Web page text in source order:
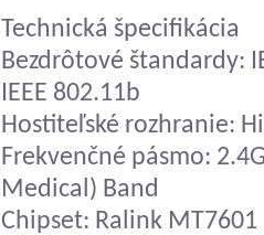
Technická špecifikácia
Bezdrôtové štandardy:
IEEE 802.11b
Hostiteľské rozhranie:
Frekvenčné pásmo:
Medical) Band
Chipset: Ralink MT7601